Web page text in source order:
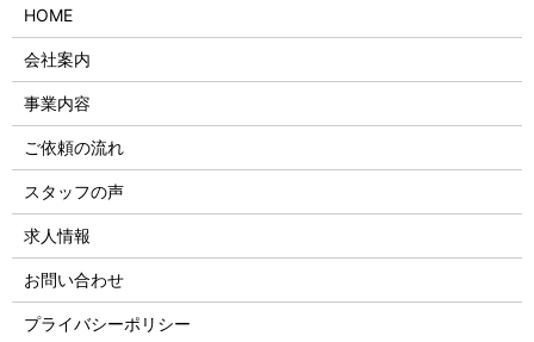
HOME
会社案内
事業内容
ご依頼の流れ
スタッフの声
求人情報
お問い合わせ
プライバシーポリシー